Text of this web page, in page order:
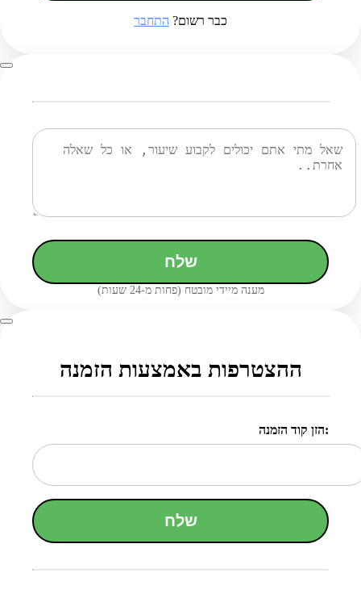
כבר רשום? התחבר
שלח
מענה מיידי מובטח (פחות מ-24 שעות)
ההצטרפות באמצעות הזמנה
הזן קוד הזמנה:
שלח